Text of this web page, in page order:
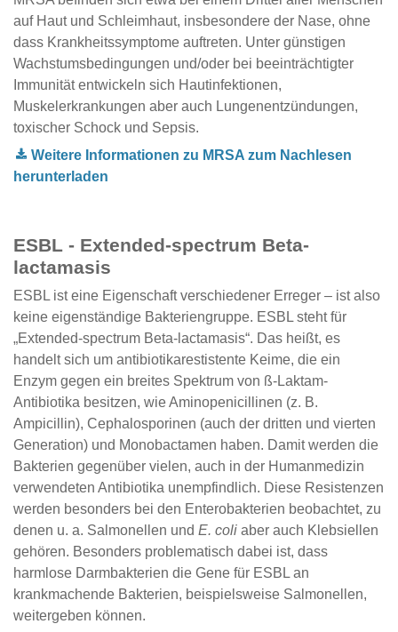
auf Haut und Schleimhaut, insbesondere der Nase, ohne
dass Krankheitssymptome auftreten. Unter günstigen
Wachstumsbedingungen und/oder bei beeinträchtigter
Immunität entwickeln sich Hautinfektionen,
Muskelerkrankungen aber auch Lungenentzündungen,
toxischer Schock und Sepsis.
Weitere Informationen zu MRSA zum Nachlesen
herunterladen
ESBL - Extended-spectrum Beta-
lactamasis
ESBL ist eine Eigenschaft verschiedener Erreger – ist also
keine eigenständige Bakteriengruppe. ESBL steht für
„Extended-spectrum Beta-lactamasis“. Das heißt, es
handelt sich um antibiotikarestistente Keime, die ein
Enzym gegen ein breites Spektrum von ß-Laktam-
Antibiotika besitzen, wie Aminopenicillinen (z. B.
Ampicillin), Cephalosporinen (auch der dritten und vierten
Generation) und Monobactamen haben. Damit werden die
Bakterien gegenüber vielen, auch in der Humanmedizin
verwendeten Antibiotika unempfindlich. Diese Resistenzen
werden besonders bei den Enterobakterien beobachtet, zu
denen u. a. Salmonellen und E. coli aber auch Klebsiellen
gehören. Besonders problematisch dabei ist, dass
harmlose Darmbakterien die Gene für ESBL an
krankmachende Bakterien, beispielsweise Salmonellen,
weitergeben können.